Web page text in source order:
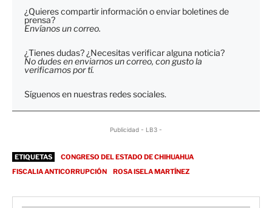
¿Quieres compartir información o enviar boletines de
prensa?
Envíanos un correo.
¿Tienes dudas? ¿Necesitas verificar alguna noticia?
No dudes en enviarnos un correo, con gusto la
verificamos por tí.
Síguenos en nuestras redes sociales.
Publicidad - LB3 -
ETIQUETAS
CONGRESO DEL ESTADO DE CHIHUAHUA
FISCALIA ANTICORRUPCIÓN
ROSA ISELA MARTÍNEZ